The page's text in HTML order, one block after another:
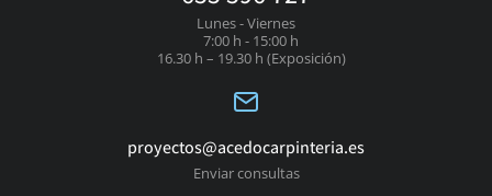
Lunes - Viernes
7:00 h - 15:00 h
16.30 h – 19.30 h (Exposición)
proyectos@acedocarpinteria.es
Enviar consultas